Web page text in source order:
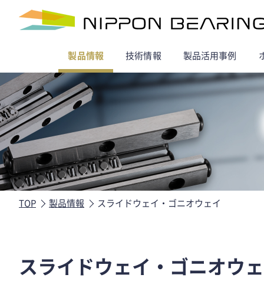
製品情報 技術情報 製品活用事例
TOP 製品情報 スライドウェイ・ゴニオウェイ
スライドウェイ・ゴニオウ